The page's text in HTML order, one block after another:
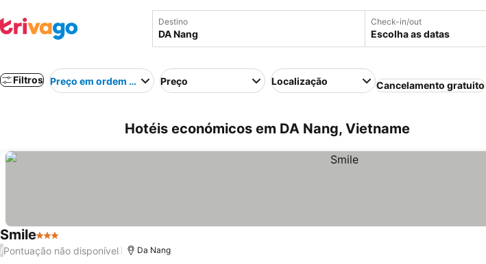
Destino Check-in/out
Escolha as datas
Filtros Preço em ordem crescentePreço Localização Cancelamento gratuito
Hotéis económicos em DA Nang, Vietname
Smile3 Estrelas
/Pontuação não disponível Da Nang